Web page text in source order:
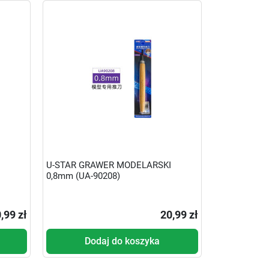
zł
U-STAR GRAWER MODELARSKI
0,8mm (UA-90208)
20,99 zł
Dodaj do koszyka